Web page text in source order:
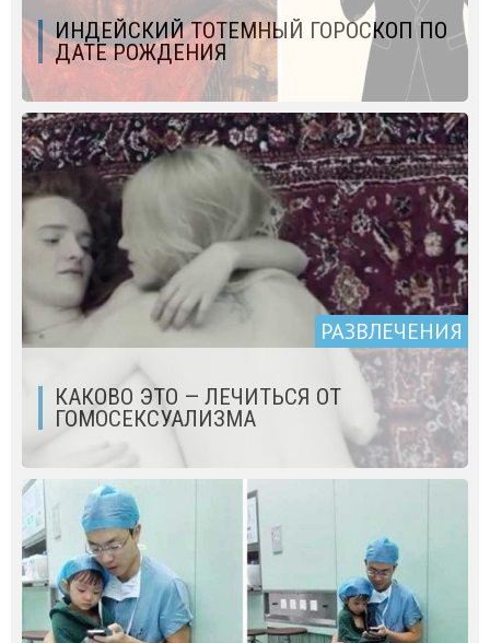
ИНДЕЙСКИЙ ТОТЕМНЫЙ ГОРОСКОП ПО
ДАТЕ РОЖДЕНИЯ
РАЗВЛЕЧЕНИЯ
КАКОВО ЭТО — ЛЕЧИТЬСЯ ОТ
ГОМОСЕКСУАЛИЗМА